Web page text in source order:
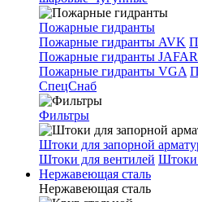
Пожарные гидранты
Пожарные гидранты AVK
Пожарные гидранты JAFAR
Пожарные гидранты VGA
СпецСнаб
Фильтры
Штоки для запорной
Штоки для вентилей Штоки
Нержавеющая сталь
Нержавеющая сталь